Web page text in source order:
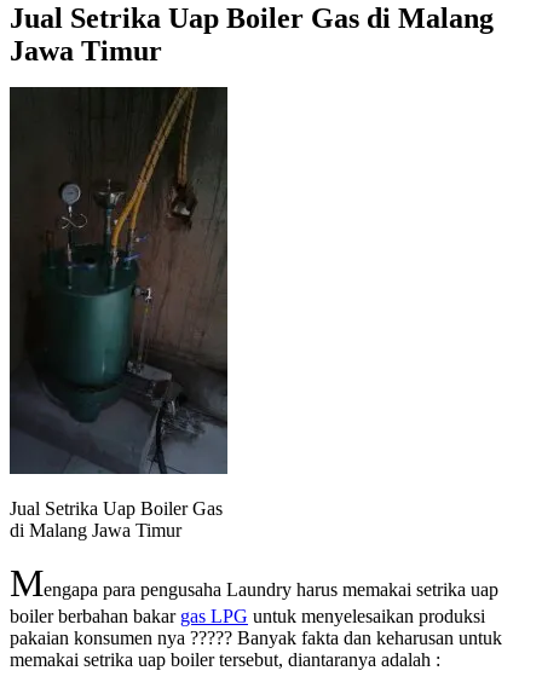
Jual Setrika Uap Boiler Gas di Malang
Jawa Timur
Jual Setrika Uap Boiler Gas
di Malang Jawa Timur
Mengapa para pengusaha Laundry harus memakai setrika uap
boiler berbahan bakar gas LPG untuk menyelesaikan produksi
pakaian konsumen nya ????? Banyak fakta dan keharusan untuk
memakai setrika uap boiler tersebut, diantaranya adalah :